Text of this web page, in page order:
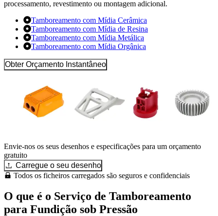
processamento, revestimento ou montagem adicional.
Tamboreamento com Mídia Cerâmica
Tamboreamento com Mídia de Resina
Tamboreamento com Mídia Metálica
Tamboreamento com Mídia Orgânica
Obter Orçamento Instantâneo
Envie-nos os seus desenhos e especificações para um orçamento
gratuito
Carregue o seu desenho
Todos os ficheiros carregados são seguros e confidenciais
O que é o Serviço de Tamboreamento
para Fundição sob Pressão